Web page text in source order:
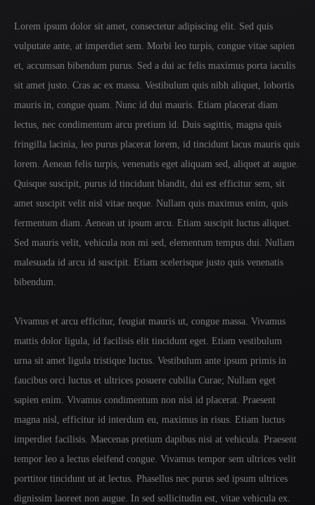
Lorem ipsum dolor sit amet, consectetur adipiscing elit. Sed quis
vulputate ante, at imperdiet sem. Morbi leo turpis, congue vitae sapien
et, accumsan bibendum purus. Sed a dui ac felis maximus porta iaculis
sit amet justo. Cras ac ex massa. Vestibulum quis nibh aliquet, lobortis
mauris in, congue quam. Nunc id dui mauris. Etiam placerat diam
lectus, nec condimentum arcu pretium id. Duis sagittis, magna quis
fringilla lacinia, leo purus placerat lorem, id tincidunt lacus mauris quis
lorem. Aenean felis turpis, venenatis eget aliquam sed, aliquet at augue.
Quisque suscipit, purus id tincidunt blandit, dui est efficitur sem, sit
amet suscipit velit nisl vitae neque. Nullam quis maximus enim, quis
fermentum diam. Aenean ut ipsum arcu. Etiam suscipit luctus aliquet.
Sed mauris velit, vehicula non mi sed, elementum tempus dui. Nullam
malesuada id arcu id suscipit. Etiam scelerisque justo quis venenatis
bibendum.
Vivamus et arcu efficitur, feugiat mauris ut, congue massa. Vivamus
mattis dolor ligula, id facilisis elit tincidunt eget. Etiam vestibulum
urna sit amet ligula tristique luctus. Vestibulum ante ipsum primis in
faucibus orci luctus et ultrices posuere cubilia Curae; Nullam eget
sapien enim. Vivamus condimentum non nisi id placerat. Praesent
magna nisl, efficitur id interdum eu, maximus in risus. Etiam luctus
imperdiet facilisis. Maecenas pretium dapibus nisi at vehicula. Praesent
tempor leo a lectus eleifend congue. Vivamus tempor sem ultrices velit
porttitor tincidunt ut at lectus. Phasellus nec purus sed ipsum ultrices
dignissim laoreet non augue. In sed sollicitudin est, vitae vehicula ex.